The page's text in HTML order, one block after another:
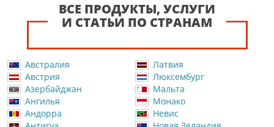
ВСЕ ПРОДУКТЫ, УСЛУГИ
И СТАТЬИ ПО СТРАНАМ
Австралия
Австрия
Азербайджан
Ангилья
Андорра
Латвия
Люксембург
Мальта
Монако
Невис